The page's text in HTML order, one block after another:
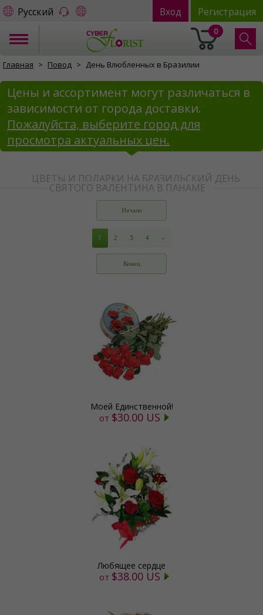
Русский Вход Регистрация
0
Главная Повод День Влюбленных в Бразилии
Цены и ассортимент могут различаться в
зависимости от города доставки.
Пожалуйста, выберите город для
просмотра актуальных цен.
ЦВЕТЫ И ПОДАРКИ НА БРАЗИЛЬСКИЙ ДЕНЬ
СВЯТОГО ВАЛЕНТИНА В ПАНАМЕ
Начало
1 2 3 4 »
Конец
Моей Единственной!
от $30.00 US
Любящее сердце
от $38.00 US